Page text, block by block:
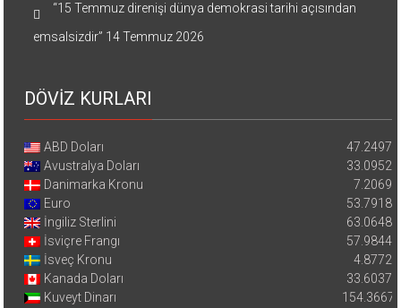
“15 Temmuz direnişi dünya demokrasi tarihi açısından
emsalsizdir” 14 Temmuz 2026
DÖVİZ KURLARI
ABD Doları
47.2497
Avustralya Doları
33.0952
Danimarka Kronu
7.2069
Euro
53.7918
İngiliz Sterlini
63.0648
İsviçre Frangı
57.9844
İsveç Kronu
4.8772
Kanada Doları
33.6037
Kuveyt Dinarı
154.3667